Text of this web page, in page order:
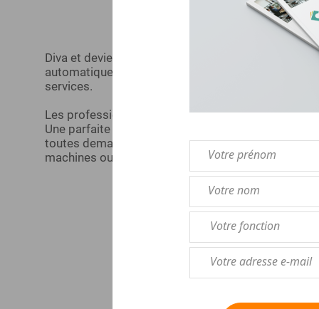
Diva et devient est un réseau national réunissant
automatique, sélectionnés pour la qualité de leurs
services.
Les professionnels du Groupe Diva et devient
Une parfaite qualité de services, des produits
toutes demandes (rupture de stocks,
machines ou dépannage...)